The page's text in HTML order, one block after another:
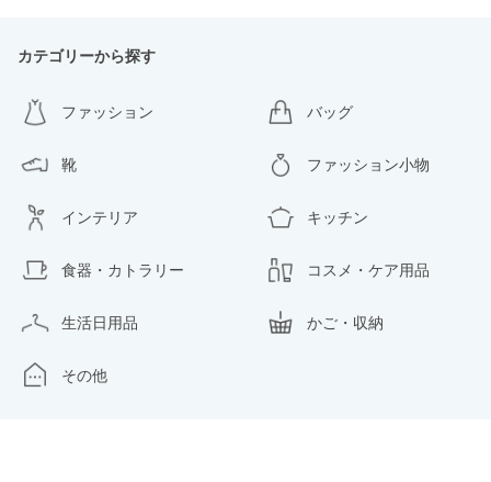
カテゴリーから探す
ファッション バッグ
靴 ファッション小物
インテリア キッチン
食器・カトラリー コスメ・ケア用品
生活日用品 かご・収納
その他